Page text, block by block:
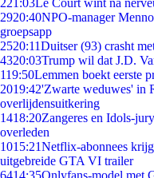
221:03Le Court wint na
2920:40NPO-manager
groepsapp
2520:11Duitser (93) crasht
4320:03Trump wil dat J.D.
119:50Lemmen boekt eerste
2019:42'Zwarte weduwes' in
overlijdensuitkering
1418:20Zangeres en Idols-
overleden
1015:21Netflix-abonnees
uitgebreide GTA VI trailer
6414:35Onlyfans-model met